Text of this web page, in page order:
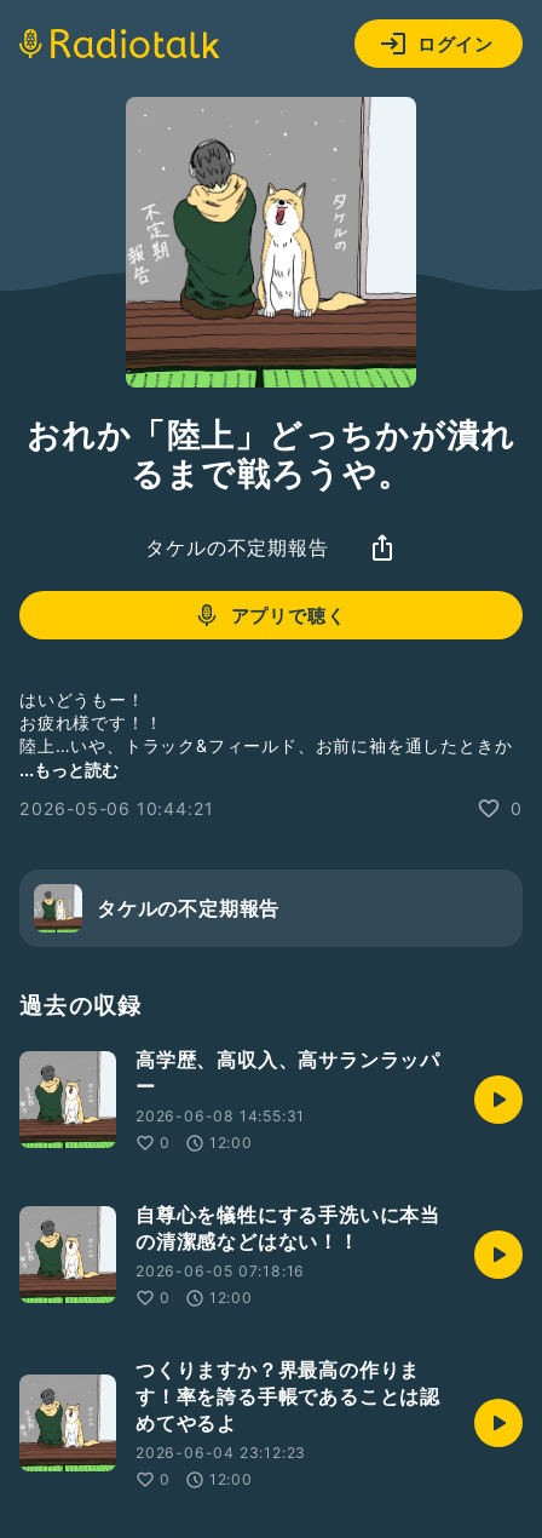
ログイン
おれか「陸上」どっちかが潰れ
るまで戦ろうや。
タケルの不定期報告
アプリで聴く
はいどうもー！
お疲れ様です！！
陸上…いや、トラック&フィールド、お前に袖を通したときか
らこうなることは決まってたんだろうな…
...もっと読む
2026-05-06 10:44:21
0
タケルの不定期報告
過去の収録
高学歴、高収入、高サランラッパ
ー
2026-06-08 14:55:31
0
12:00
自尊心を犠牲にする手洗いに本当
の清潔感などはない！！
2026-06-05 07:18:16
0
12:00
つくりますか？界最高の作りま
す！率を誇る手帳であることは認
めてやるよ
2026-06-04 23:12:23
0
12:00